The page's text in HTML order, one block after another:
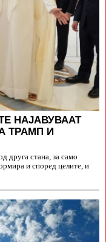
НАЈАВУВААТ
ТРАМП И
друга стана, за само
и според целите, и